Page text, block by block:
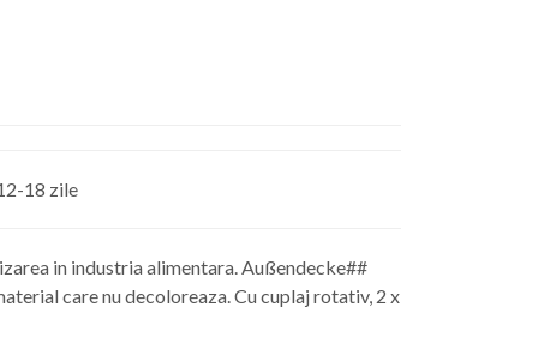
18 zile
in industria alimentara. Außendecke##
care nu decoloreaza. Cu cuplaj rotativ, 2 x